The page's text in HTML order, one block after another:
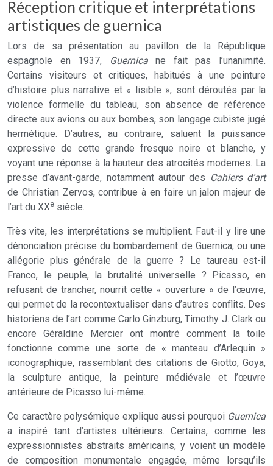
Réception critique et interprétations
artistiques de guernica
Lors de sa présentation au pavillon de la République
espagnole en 1937,
Guernicane fait pas l’unanimité.
Certains visiteurs et critiques, habitués à une peinture
d’histoire plus narrative et « lisible », sont déroutés par la
violence formelle du tableau, son absence de référence
directe aux avions ou aux bombes, son langage cubiste jugé
hermétique. D’autres, au contraire, saluent la puissance
expressive de cette grande fresque noire et blanche, y
voyant une réponse à la hauteur des atrocités modernes. La
presse d’avant-garde, notamment autour des Cahiers d’art
de Christian Zervos, contribue à en faire un jalon majeur de
l’art du XXe siècle.
Très vite, les interprétations se multiplient. Faut-il y lire une
dénonciation précise du bombardement de Guernica, ou une
allégorie plus générale de la guerre ? Le taureau est-il
Franco, le peuple, la brutalité universelle ? Picasso, en
refusant de trancher, nourrit cette « ouverture » de l’œuvre,
qui permet de la recontextualiser dans d’autres conflits. Des
historiens de l’art comme Carlo Ginzburg, Timothy J. Clark ou
encore Géraldine Mercier ont montré comment la toile
fonctionne comme une sorte de « manteau d’Arlequin »
iconographique, rassemblant des citations de Giotto, Goya,
la sculpture antique, la peinture médiévale et l’œuvre
antérieure de Picasso lui-même.
Ce caractère polysémique explique aussi pourquoi Guernica
a inspiré tant d’artistes ultérieurs. Certains, comme les
expressionnistes abstraits américains, y voient un modèle
de composition monumentale engagée, même lorsqu’ils